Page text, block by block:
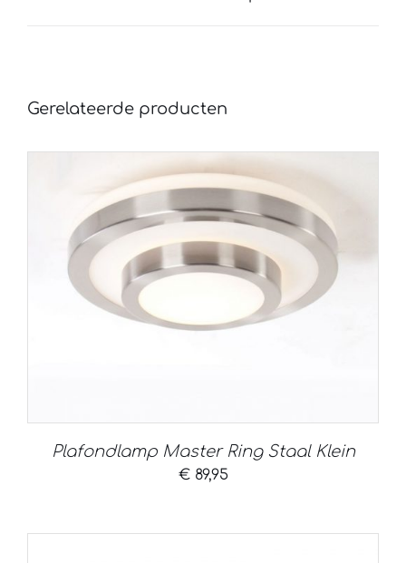
Gerelateerde producten
Plafondlamp Master Ring Staal Klein
€89,95